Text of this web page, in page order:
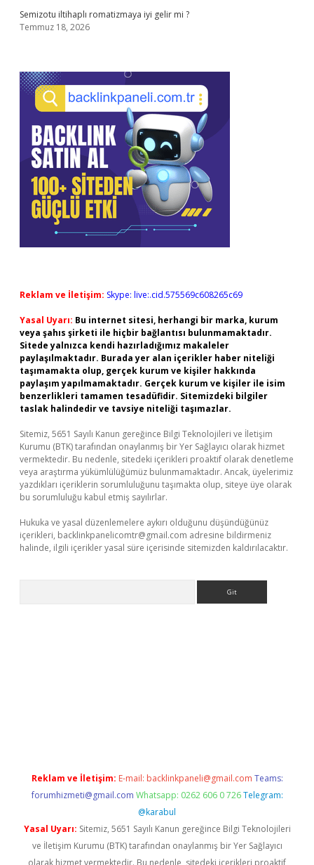
Semizotu iltihaplı romatizmaya iyi gelir mi ?
Temmuz 18, 2026
Reklam ve İletişim: Skype: live:.cid.575569c608265c69
Yasal Uyarı: Bu internet sitesi, herhangi bir marka, kurum
veya şahıs şirketi ile hiçbir bağlantısı bulunmamaktadır.
Sitede yalnızca kendi hazırladığımız makaleler
paylaşılmaktadır. Burada yer alan içerikler haber niteliği
taşımamakta olup, gerçek kurum ve kişiler hakkında
paylaşım yapılmamaktadır. Gerçek kurum ve kişiler ile isim
benzerlikleri tamamen tesadüfidir. Sitemizdeki bilgiler
taslak halindedir ve tavsiye niteliği taşımazlar.
Sitemiz, 5651 Sayılı Kanun gereğince Bilgi Teknolojileri ve İletişim
Kurumu (BTK) tarafından onaylanmış bir Yer Sağlayıcı olarak hizmet
vermektedir. Bu nedenle, sitedeki içerikleri proaktif olarak denetleme
veya araştırma yükümlülüğümüz bulunmamaktadır. Ancak, üyelerimiz
yazdıkları içeriklerin sorumluluğunu taşımakta olup, siteye üye olarak
bu sorumluluğu kabul etmiş sayılırlar.
Hukuka ve yasal düzenlemelere aykırı olduğunu düşündüğünüz
içerikleri, backlinkpanelicomtr@gmail.com adresine bildirmeniz
halinde, ilgili içerikler yasal süre içerisinde sitemizden kaldırılacaktır.
Reklam ve İletişim: E-mail: backlinkpaneli@gmail.com Teams:
forumhizmeti@gmail.com Whatsapp: 0262 606 0 726 Telegram:
@karabul
Yasal Uyarı: Sitemiz, 5651 Sayılı Kanun gereğince Bilgi Teknolojileri
ve İletişim Kurumu (BTK) tarafından onaylanmış bir Yer Sağlayıcı
olarak hizmet vermektedir. Bu nedenle, sitedeki içerikleri proaktif